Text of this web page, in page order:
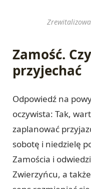
Zamość.
przyjechać
Odpowiedź na
oczywista: Tak,
zaplanować
sobotę i niedzielę
Zamościa i
Zwierzyńcu, a